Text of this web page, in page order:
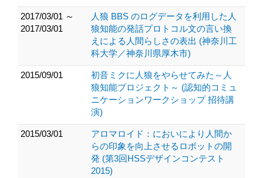
2017/03/01 ～
2017/03/01
人狼 BBS のログデータを利用した人
狼知能の発話プロトコル文の言い換
えによる人間らしさの表出 (神奈川工
科大学／神奈川県厚木市)
2015/09/01
初音ミクに人狼をやらせてみた～人
狼知能プロジェクト～ (認知的コミュ
ニケーションワークショップ 招待講
演)
2015/03/01
アロマロイド：においにより人間か
らの印象を向上させるロボットの開
発 (第3回HSSデザインコンテスト
2015)